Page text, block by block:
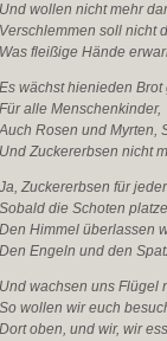
Und wollen nicht mehr
Verschlemmen soll nicht
Was fleißige Hände
Es wächst hienieden Brot
Für alle Menschenkinder,
Rosen und Myrten,
Und Zuckererbsen nicht
Ja, Zuckererbsen für
Sobald die Schoten
Den Himmel überlassen
Den Engeln und den
Und wachsen uns Flügel
So wollen wir euch
Dort oben, und wir, wir